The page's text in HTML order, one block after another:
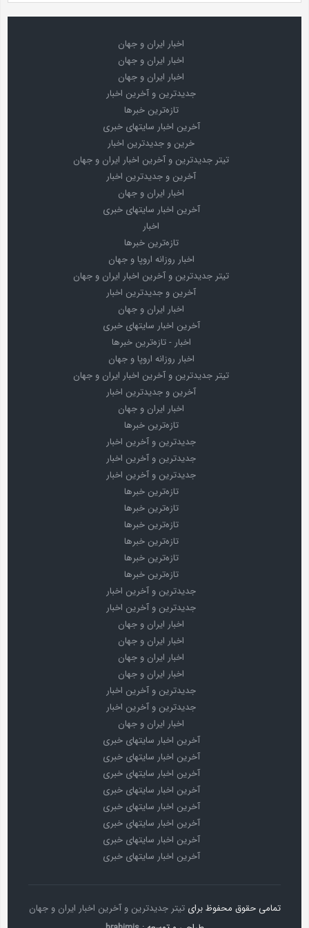
اخبار ایران و جهان
اخبار ایران و جهان
اخبار ایران و جهان
جدیدترین و آخرین اخبار
تازه‌ترین خبرها
آخرین اخبار سایتهای خبری
خرین و جدیدترین اخبار
تیتر جدیدترین و آخرین اخبار ایران و جهان
آخرین و جدیدترین اخبار
اخبار ایران و جهان
آخرین اخبار سایتهای خبری
اخبار
تازه‌ترین خبرها
اخبار روزانه اروپا و جهان
تیتر جدیدترین و آخرین اخبار ایران و جهان
آخرین و جدیدترین اخبار
اخبار ایران و جهان
آخرین اخبار سایتهای خبری
اخبار - تازه‌ترین خبرها
اخبار روزانه اروپا و جهان
تیتر جدیدترین و آخرین اخبار ایران و جهان
آخرین و جدیدترین اخبار
اخبار ایران و جهان
تازه‌ترین خبرها
جدیدترین و آخرین اخبار
جدیدترین و آخرین اخبار
جدیدترین و آخرین اخبار
تازه‌ترین خبرها
تازه‌ترین خبرها
تازه‌ترین خبرها
تازه‌ترین خبرها
تازه‌ترین خبرها
تازه‌ترین خبرها
جدیدترین و آخرین اخبار
جدیدترین و آخرین اخبار
اخبار ایران و جهان
اخبار ایران و جهان
اخبار ایران و جهان
اخبار ایران و جهان
جدیدترین و آخرین اخبار
جدیدترین و آخرین اخبار
اخبار ایران و جهان
آخرین اخبار سایتهای خبری
آخرین اخبار سایتهای خبری
آخرین اخبار سایتهای خبری
آخرین اخبار سایتهای خبری
آخرین اخبار سایتهای خبری
آخرین اخبار سایتهای خبری
آخرین اخبار سایتهای خبری
آخرین اخبار سایتهای خبری
تمامی حقوق محفوظ برای تیتر جدیدترین و آخرین اخبار ایران و جهان